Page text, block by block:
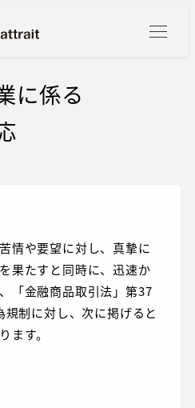
に係る
情や要望に対し、真摯に
果たすと同時に、迅速か
「金融商品取引法」第37
制に対し、次に掲げると
ます。